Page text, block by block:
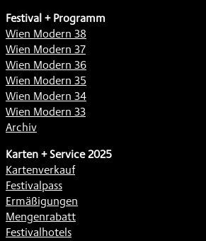
Festival + Programm
Wien Modern 38
Wien Modern 37
Wien Modern 36
Wien Modern 35
Wien Modern 34
Wien Modern 33
Archiv
Karten + Service 2025
Kartenverkauf
Festivalpass
Ermäßigungen
Mengenrabatt
Festivalhotels